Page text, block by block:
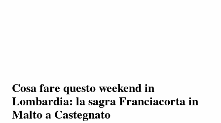
Cosa fare questo weekend in
Lombardia: la sagra Franciacorta in
Malto a Castegnato